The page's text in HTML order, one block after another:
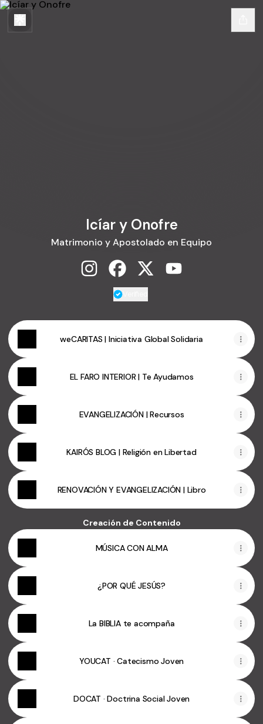
Icíar y Onofre
Matrimonio y Apostolado en Equipo
Verified
weCARITAS | Iniciativa Global Solidaria
EL FARO INTERIOR | Te Ayudamos
EVANGELIZACIÓN | Recursos
KAIRÓS BLOG | Religión en Libertad
RENOVACIÓN Y EVANGELIZACIÓN | Libro
Creación de Contenido
MÚSICA CON ALMA
¿POR QUÉ JESÚS?
La BIBLIA te acompaña
YOUCAT · Catecismo Joven
DOCAT · Doctrina Social Joven